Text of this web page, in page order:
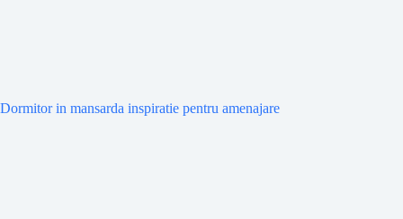
Dormitor in mansarda inspiratie pentru amenajare